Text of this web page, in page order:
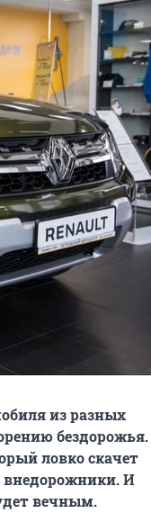
из разных
бездорожья.
ловко скачет
внедорожники. И
вечным.